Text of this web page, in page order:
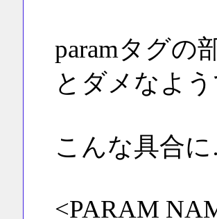
paramタグの
とダメなよう
こんな具合
<PARAM